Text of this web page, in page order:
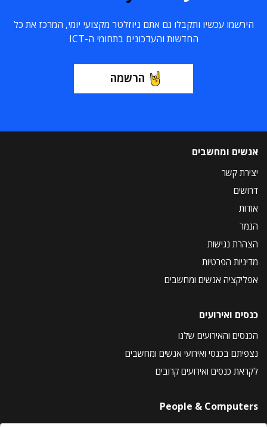
הירשמו עכשיו ותקבלו גם אתם ניוזלטר מקצועי יומי, המרכז את כל
החדשות והעדכונים בתחומי ה-ICT
הרשמה
אנשים ומחשבים
יצירת קשר
דרושים
אודות
הנמר
הצהרת נגישות
מדיניות הפרטיות
אפליקציה אנשים ומחשבים
כנסים ואירועים
הכנסים והאירועים שלנו
נצפיתם בכנסי ואירועי אנשים ומחשבים
לקראת כנסים ואירועים קרובים
People & Computers